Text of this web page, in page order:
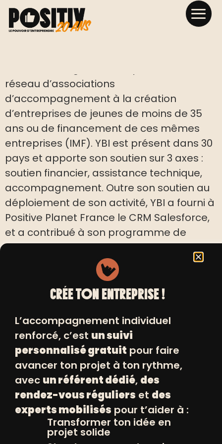
YBI
réseau d’associations
d’accompagnement à la création
d’entreprises de jeunes de moins de 35
ans ou de financement de ces mêmes
entreprises (IMF). YBI est présent dans 30
pays et apporte son soutien sur 3 axes :
soutien financier, assistance technique,
accompagnement. Outre son soutien au
déploiement de son activité, YBI a fourni à
Positive Planet France le CRM Salesforce,
et a contribué à son programme de
mentorat.
INSCRIVEZ VOUS
À NOS NEWSLETTERS
+
CRÉE TON ENTREPRISE !
L’accompagnement individuel
renforcé, c’est un suivi
personnalisé gratuit pour faire
avancer ton projet à ton rythme,
avec un référent dédié, des
rendez-vous réguliers et des
experts mobilisés pour t’aider à :
Transformer ton idée en
projet solide